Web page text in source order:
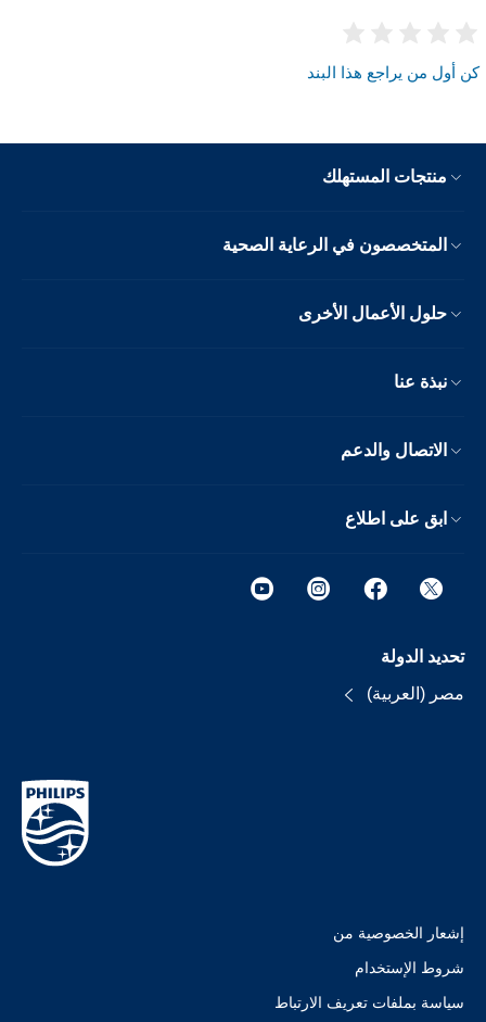
كن أول من يراجع هذا البند
منتجات المستهلك
المتخصصون في الرعاية الصحية
حلول الأعمال الأخرى
نبذة عنا
الاتصال والدعم
ابق على اطلاع
تحديد الدولة
مصر (العربية)
إشعار الخصوصية من
شروط الإستخدام
سياسة بملفات تعريف الارتباط